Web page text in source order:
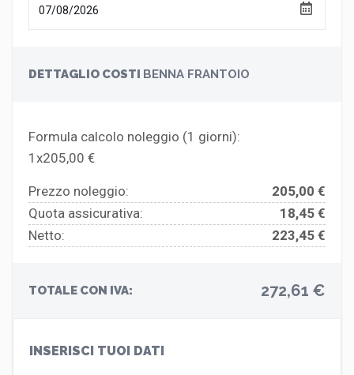
DETTAGLIO COSTI BENNA FRANTOIO
Formula calcolo noleggio (1 giorni):
1x205,00 €
Prezzo noleggio:
205,00 €
Quota assicurativa:
18,45 €
Netto:
223,45 €
TOTALE CON IVA: 272,61 €
INSERISCI TUOI DATI